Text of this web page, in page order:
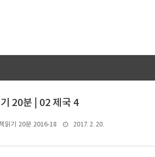
20분 | 02 제국 4
읽기 20분 2016-18 2017. 2. 20.